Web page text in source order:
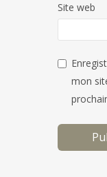
Site web
mon